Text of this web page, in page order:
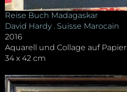
Reise Buch Madagaskar
David Hardy . Suisse Marocain
2016
Aquarell und Collage auf Papier
34 x 42 cm